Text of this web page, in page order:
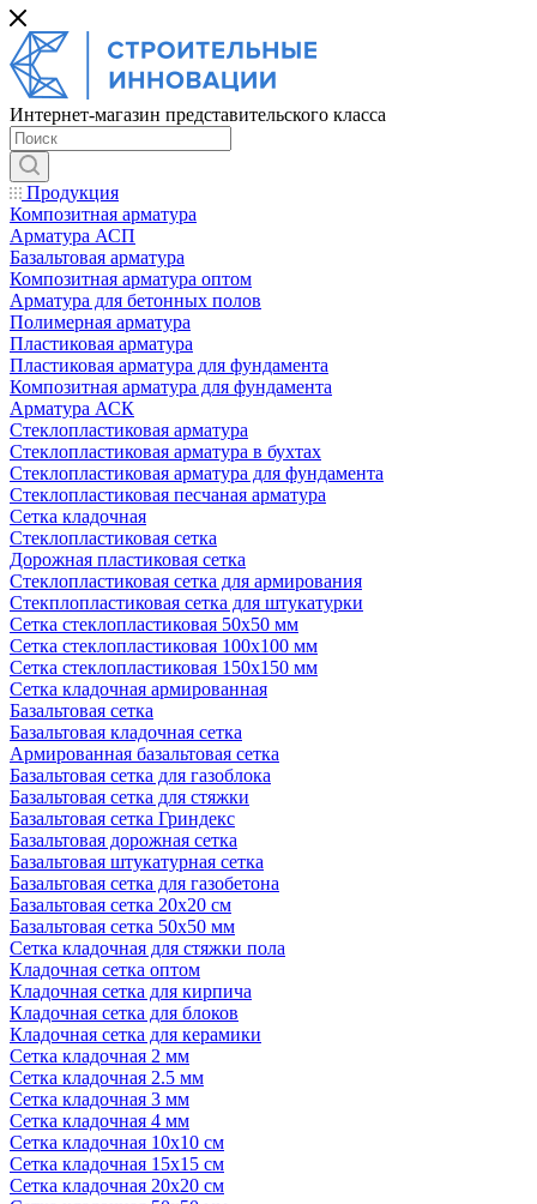
Интернет-магазин представительского класса
Продукция
Композитная арматура
Арматура АСП
Базальтовая арматура
Композитная арматура оптом
Арматура для бетонных полов
Полимерная арматура
Пластиковая арматура
Пластиковая арматура для фундамента
Композитная арматура для фундамента
Арматура АСК
Cтеклопластиковая арматура
Стеклопластиковая арматура в бухтах
Стеклопластиковая арматура для фундамента
Стеклопластиковая песчаная арматура
Сетка кладочная
Стеклопластиковая сетка
Дорожная пластиковая сетка
Стеклопластиковая сетка для армирования
Стекплопластиковая сетка для штукатурки
Сетка стеклопластиковая 50x50 мм
Сетка стеклопластиковая 100x100 мм
Сетка стеклопластиковая 150x150 мм
Сетка кладочная армированная
Базальтовая сетка
Базальтовая кладочная сетка
Армированная базальтовая сетка
Базальтовая сетка для газоблока
Базальтовая сетка для стяжки
Базальтовая сетка Гриндекс
Базальтовая дорожная сетка
Базальтовая штукатурная сетка
Базальтовая сетка для газобетона
Базальтовая сетка 20x20 см
Базальтовая сетка 50x50 мм
Сетка кладочная для стяжки пола
Кладочная сетка оптом
Кладочная сетка для кирпича
Кладочная сетка для блоков
Кладочная сетка для керамики
Сетка кладочная 2 мм
Сетка кладочная 2.5 мм
Сетка кладочная 3 мм
Сетка кладочная 4 мм
Сетка кладочная 10x10 см
Сетка кладочная 15x15 см
Сетка кладочная 20x20 см